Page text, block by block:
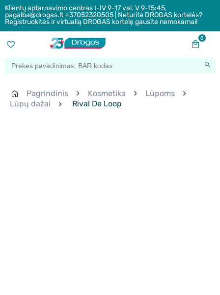
Klientų aptarnavimo centras I-IV 9-17 val. V 9-15:45,
pagalba@drogas.lt +37052320505 | Neturite DROGAS kortelės?
Registruokitės ir virtualią DROGAS kortelę gausite nemokamai!
0
Pagrindinis Kosmetika
Lūpoms
Lūpų dažai
Rival De Loop